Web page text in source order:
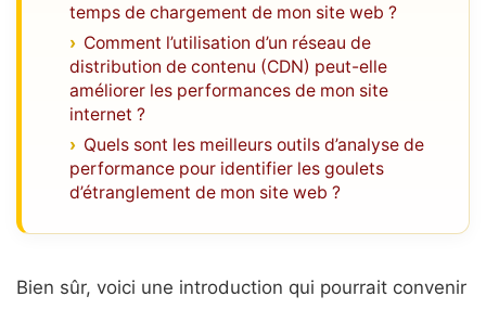
temps de chargement de mon site web ?
Comment l’utilisation d’un réseau de
distribution de contenu (CDN) peut-elle
améliorer les performances de mon site
internet ?
Quels sont les meilleurs outils d’analyse de
performance pour identifier les goulets
d’étranglement de mon site web ?
Bien sûr, voici une introduction qui pourrait convenir